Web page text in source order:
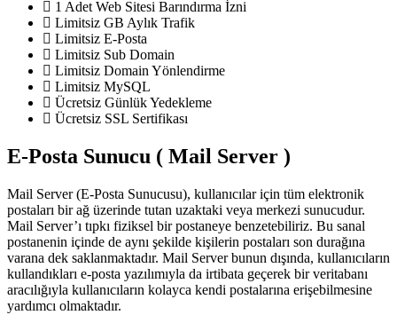
1 Adet Web Sitesi Barındırma İzni
Limitsiz GB Aylık Trafik
Limitsiz E-Posta
Limitsiz Sub Domain
Limitsiz Domain Yönlendirme
Limitsiz MySQL
Ücretsiz Günlük Yedekleme
Ücretsiz SSL Sertifikası
E-Posta Sunucu ( Mail Server )
Mail Server (E-Posta Sunucusu), kullanıcılar için tüm elektronik
postaları bir ağ üzerinde tutan uzaktaki veya merkezi sunucudur.
Mail Server’ı tıpkı fiziksel bir postaneye benzetebiliriz. Bu sanal
postanenin içinde de aynı şekilde kişilerin postaları son durağına
varana dek saklanmaktadır. Mail Server bunun dışında, kullanıcıların
kullandıkları e-posta yazılımıyla da irtibata geçerek bir veritabanı
aracılığıyla kullanıcıların kolayca kendi postalarına erişebilmesine
yardımcı olmaktadır.